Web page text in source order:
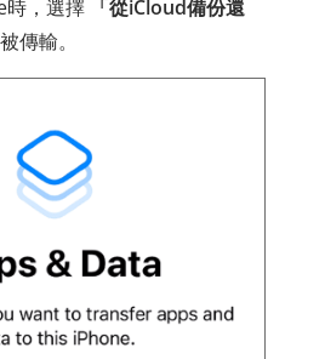
時，選擇 「從iCloud備份還
傳輸。